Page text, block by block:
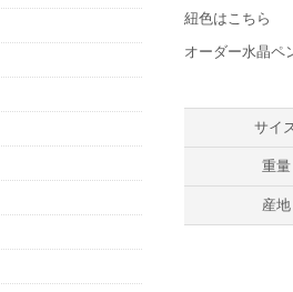
紐色はこちら
オーダー水晶ペ
サイ
重量
産地